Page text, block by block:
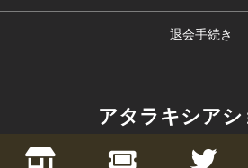
退会手続き
アタラキシア